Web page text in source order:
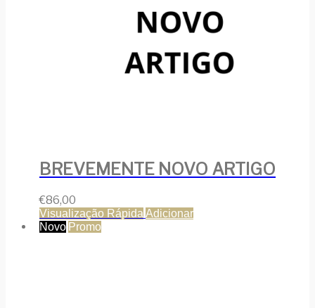
BREVEMENTE NOVO ARTIGO
€86,00
Visualização Rápida Adicionar
Novo Promo